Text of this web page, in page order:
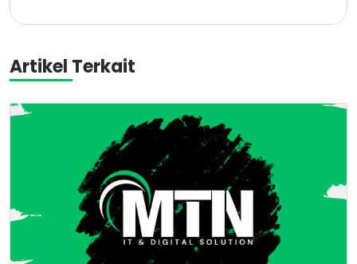
Artikel Terkait